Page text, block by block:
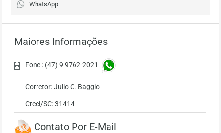
WhatsApp
Maiores Informações
Fone : (47) 9 9762-2021
Corretor: Julio C. Baggio
Creci/SC: 31414
Contato Por E-Mail